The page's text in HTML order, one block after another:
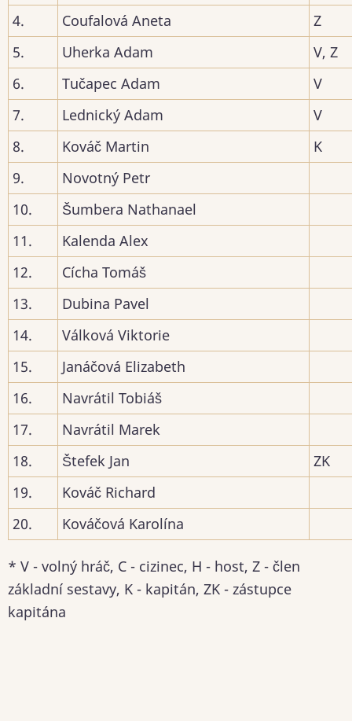
4.
Coufalová Aneta
Z
5.
Uherka Adam
V, Z
6.
Tučapec Adam
V
7.
Lednický Adam
V
8.
Kováč Martin
K
9.
Novotný Petr
10.
Šumbera Nathanael
11.
Kalenda Alex
12.
Cícha Tomáš
13.
Dubina Pavel
14.
Válková Viktorie
15.
Janáčová Elizabeth
16.
Navrátil Tobiáš
17.
Navrátil Marek
18.
Štefek Jan
ZK
19.
Kováč Richard
20.
Kováčová Karolína
* V - volný hráč, C - cizinec, H - host, Z - člen
základní sestavy, K - kapitán, ZK - zástupce
kapitána